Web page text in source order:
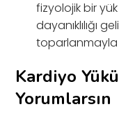
fizyolojik bir
dayanıklılığı
toparlanmayla
Kardiyo
Yorumlarsın